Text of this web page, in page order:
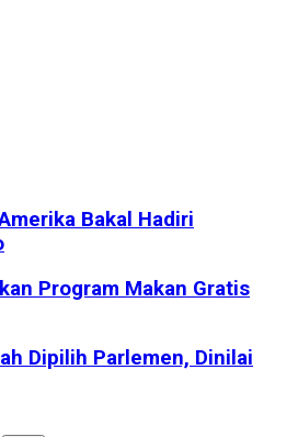
Bakal Hadiri
Program Makan Gratis
Dipilih Parlemen, Dinilai